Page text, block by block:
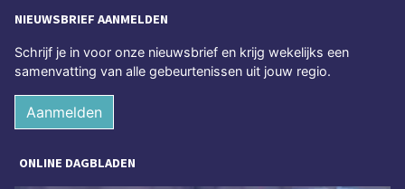
NIEUWSBRIEF AANMELDEN
Schrijf je in voor onze nieuwsbrief en krijg wekelijks een
samenvatting van alle gebeurtenissen uit jouw regio.
Aanmelden
ONLINE DAGBLADEN